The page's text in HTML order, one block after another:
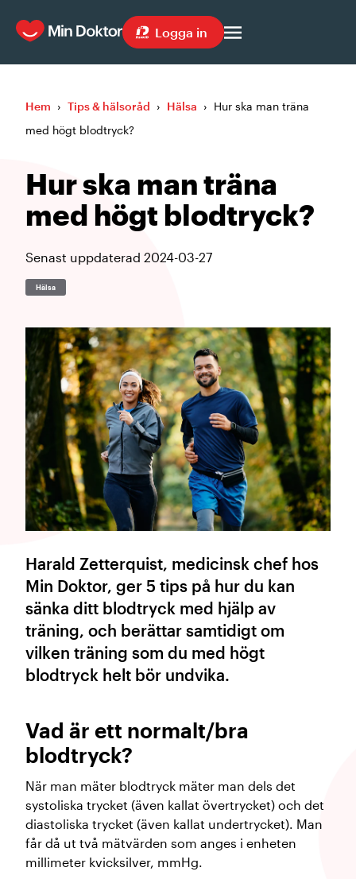
Logga in
Hem › Tips & hälsoråd › Hälsa › Hur ska man träna
med högt blodtryck?
Hur ska man träna
med högt blodtryck?
Senast uppdaterad 2024-03-27
Hälsa
Harald Zetterquist, medicinsk chef hos
Min Doktor, ger 5 tips på hur du kan
sänka ditt blodtryck med hjälp av
träning, och berättar samtidigt om
vilken träning som du med högt
blodtryck helt bör undvika.
Vad är ett normalt/bra
blodtryck?
När man mäter blodtryck mäter man dels det
systoliska trycket (även kallat övertrycket) och det
diastoliska trycket (även kallat undertrycket). Man
får då ut två mätvärden som anges i enheten
millimeter kvicksilver, mmHg.